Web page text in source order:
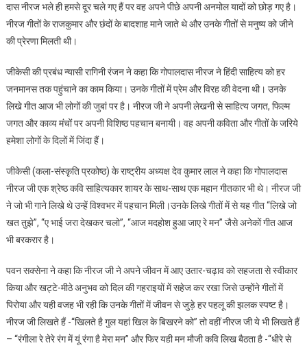
दास नीरज भले ही हमसे दूर चले गए हैं पर वह अपने पीछे अपनी अनमोल यादों को छोड़ गए है।
नीरज गीतों के राजकुमार और छंदों के बादशाह माने जाते थे और उनके गीतों से मनुष्य को जीने
की प्रेरणा मिलती थी।
जीकेसी की प्रबंध न्यासी रागिनी रंजन ने कहा कि गोपालदास नीरज ने हिंदी साहित्य को हर
जनमानस तक पहुंचाने का काम किया। उनके गीतों में प्रेम और विरह की वेदना थी। उनके
लिखे गीत आज भी लोगों की जुबां पर है। नीरज जी ने अपनी लेखनी से साहित्य जगत, फिल्म
जगत और काव्य मंचों पर अपनी विशिष्ठ पहचान बनायी। वह अपनी कविता और गीतों के जरिये
हमेशा लोगों के दिलों में जिंदा हैं।
जीकेसी (कला-संस्कृति प्रकोष्ठ) के राष्ट्रीय अध्यक्ष देव कुमार लाल ने कहा कि गोपालदास
नीरज जी एक श्रेष्ठ कवि साहित्यकार शायर के साथ-साथ एक महान गीतकार भी थे। नीरज जी
ने जो भी गाने लिखे थे उन्हें विश्वभर में पहचान मिली।उनके लिखे गीतों में से यह गीत “लिखे जो
खत तुझे”, “ए भाई जरा देखकर चलो”, “आज मदहोश हुआ जाए रे मन” जैसे अनेकों गीत आज
भी बरकरार है।
पवन सक्सेना ने कहा कि नीरज जी ने अपने जीवन में आए उतार-चढ़ाव को सहजता से स्वीकार
किया और खट्टे-मीठे अनुभव को दिल की गहराइयों में सहेज कर रखा जिसे उन्होंने गीतों में
पिरोया और यही वजह भी रही कि उनके गीतों में जीवन से जुड़े हर पहलू की झलक स्पष्ट है।
नीरज जी लिखते हैं -“खिलते है गुल यहां खिल के बिखरने को” तो वहीं नीरज जी ये भी लिखते हैं
– “रंगीला रे तेरे रंग में यूं रंगा है मेरा मन” और फिर यही मन मौजी कवि लिख बैठता है -“धीरे से